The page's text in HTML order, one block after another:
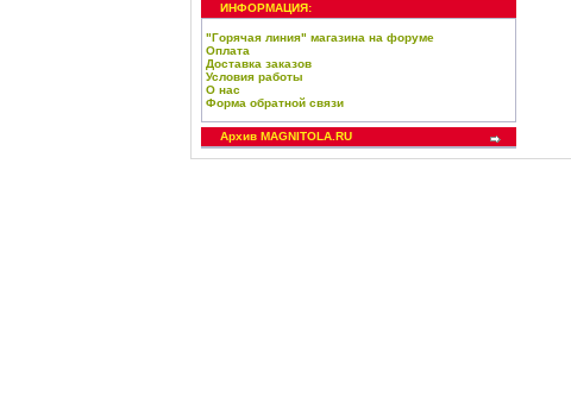
ИНФОРМАЦИЯ:
"Горячая линия" магазина на форуме
Оплата
Доставка заказов
Условия работы
О нас
Форма обратной связи
Архив MAGNITOLA.RU